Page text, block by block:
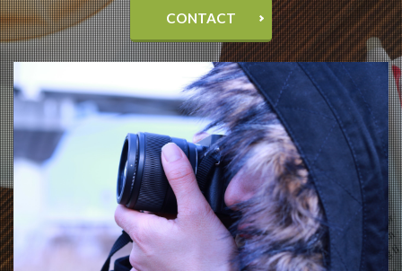
CONTACT